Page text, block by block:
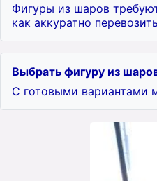
Фигуры из шаров
как аккуратно
Выбрать фигуру из
С готовыми вариантами